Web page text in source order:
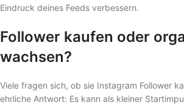
Eindruck deines Feeds verbessern.
Follower kaufen oder
wachsen?
Viele fragen sich, ob sie Instagram Follower
ehrliche Antwort: Es kann als kleiner